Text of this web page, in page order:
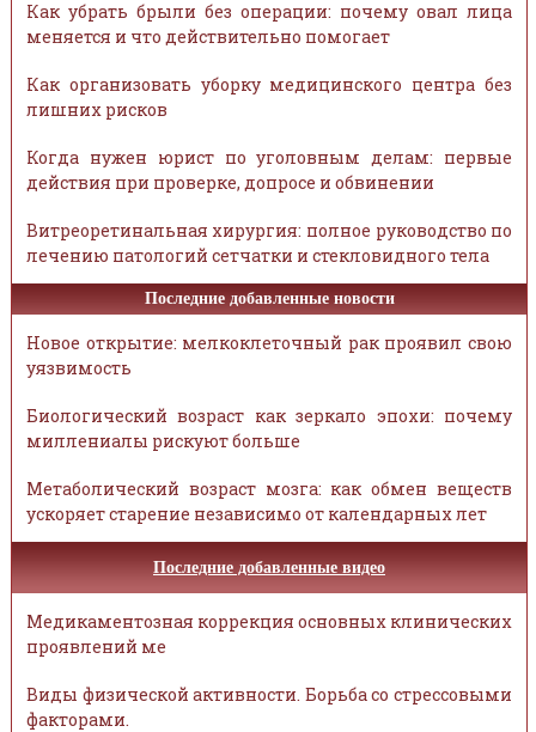
Как убрать брыли без операции: почему овал лица
меняется и что действительно помогает
Как организовать уборку медицинского центра без
лишних рисков
Когда нужен юрист по уголовным делам: первые
действия при проверке, допросе и обвинении
Витреоретинальная хирургия: полное руководство по
лечению патологий сетчатки и стекловидного тела
Последние добавленные новости
Новое открытие: мелкоклеточный рак проявил свою
уязвимость
Биологический возраст как зеркало эпохи: почему
миллениалы рискуют больше
Метаболический возраст мозга: как обмен веществ
ускоряет старение независимо от календарных лет
Последние добавленные видео
Медикаментозная коррекция основных клинических
проявлений ме
Виды физической активности. Борьба со стрессовыми
факторами.